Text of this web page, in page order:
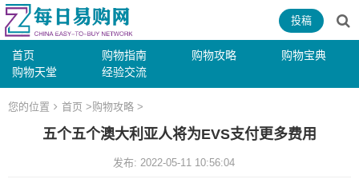
首页 购物指南 购物攻略
购物宝典
购物天堂
经验交流
投稿
您的位置 首页 >购物攻略 >
五个五个澳大利亚人将为EVS支付更多费用
发布: 2022-05-11 10:56:04